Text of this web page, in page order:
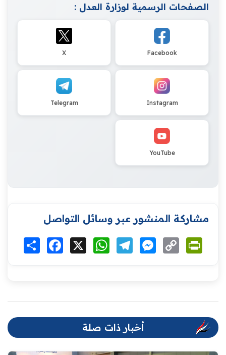
الصفحات الرسمية لوزارة العدل :
Facebook
X
Instagram
Telegram
YouTube
مشاركة المنشور عبر وسائل التواصل
انشر Facebook WhatsAppTelegramMessenger
Copy
Link
أخبار ذات صلة